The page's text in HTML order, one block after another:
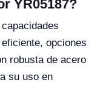
YR05187?
opciones
robusta de acero
su uso en